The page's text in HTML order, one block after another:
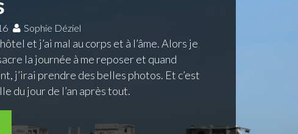
Sophie Déziel
et j’ai mal au corps et à l’âme. Alors je
la journée à me reposer et quand
j’irai prendre des belles photos. Et c’est
du jour de l’an après tout.